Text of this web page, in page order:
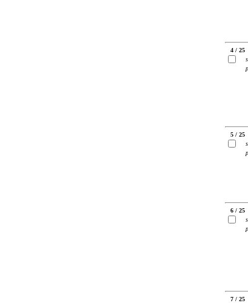
4 / 25
5 / 25
6 / 25
7 / 25